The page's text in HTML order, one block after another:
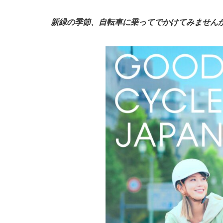
新緑の季節、自転車に乗ってでかけてみません